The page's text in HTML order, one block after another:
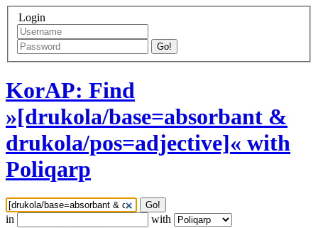
Login
Go!
KorAP: Find
»[drukola/base=absorbant &
drukola/pos=adjective]« with
Poliqarp
Go!
in
with